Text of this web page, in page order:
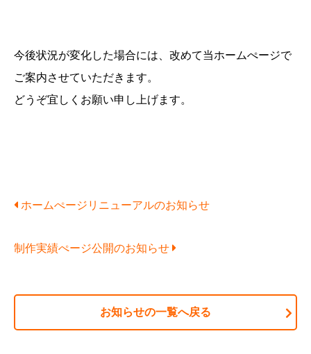
今後状況が変化した場合には、改めて当ホームぺージで
ご案内させていただきます。
どうぞ宜しくお願い申し上げます。
ホームぺージリニューアルのお知らせ
制作実績ぺージ公開のお知らせ
お知らせの一覧へ戻る